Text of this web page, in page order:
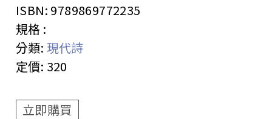
ISBN: 9789869772235
規格 :
分類: 現代詩
定價: 320
立即購買